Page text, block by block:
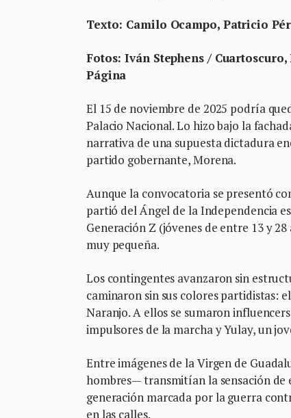
Texto: Camilo Ocampo, Patricio
Fotos: Iván Stephens /
Página
El 15 de noviembre de 2025 podría
Palacio Nacional. Lo hizo bajo la
narrativa de una supuesta dictadura
partido gobernante, Morena.
Aunque la convocatoria se presentó
partió del Ángel de la Independencia
Generación Z (jóvenes de entre 13 y
muy pequeña.
Los contingentes avanzaron sin
caminaron sin sus colores partidistas:
Naranjo. A ellos se sumaron
impulsores de la marcha y Yulay, un
Entre imágenes de la Virgen de
hombres— transmitían la sensación
generación marcada por la guerra
en las calles.